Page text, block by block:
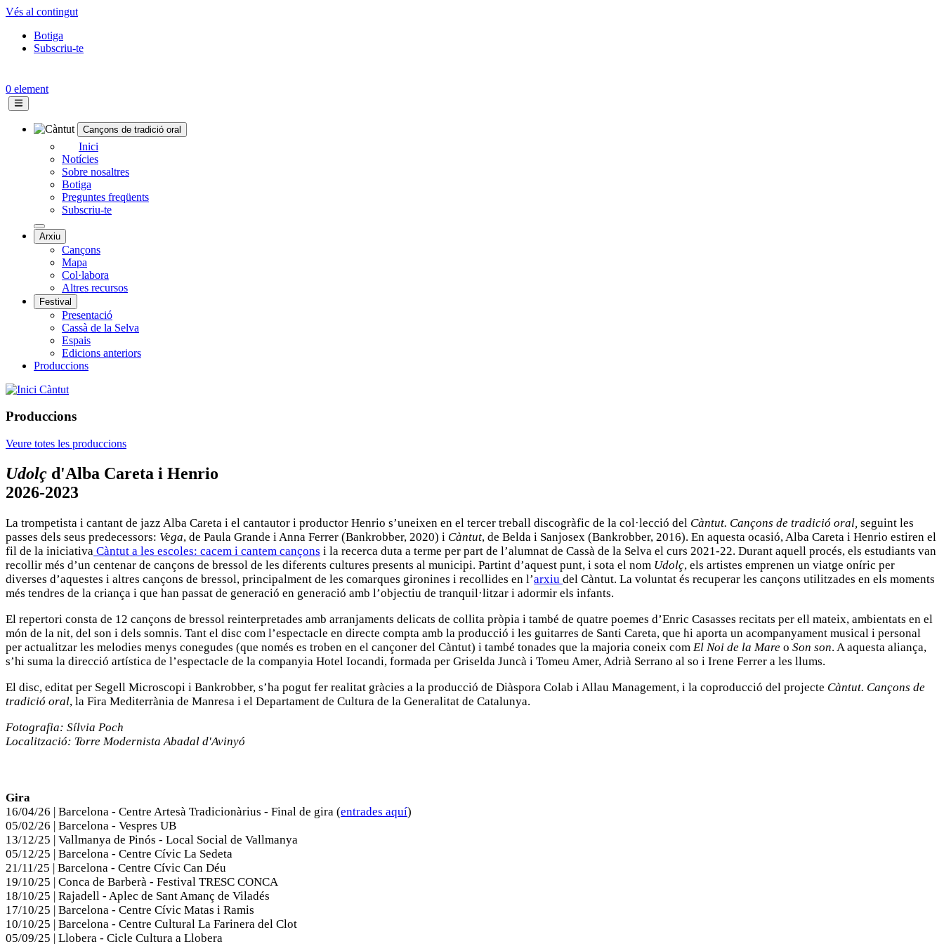
Vés al contingut
Topbar
Botiga
Subscriu-te
0 element
Navegació
principal
Cançons de tradició oral
Inici
Notícies
Sobre nosaltres
Botiga
Preguntes freqüents
Subscriu-te
Arxiu
Cançons
Mapa
Col·labora
Altres recursos
Festival
Presentació
Cassà de la Selva
Espais
Edicions anteriors
Produccions
Càntut
Produccions
Veure totes les produccions
Udolç d'Alba Careta i Henrio
2026-2023
La trompetista i cantant de jazz Alba Careta i el cantautor i productor Henrio s’uneixen en el tercer treball discogràfic de la col·lecció del Càntut. Cançons de tradició oral, seguint les
passes dels seus predecessors: Vega, de Paula Grande i Anna Ferrer (Bankrobber, 2020) i Càntut, de Belda i Sanjosex (Bankrobber, 2016). En aquesta ocasió, Alba Careta i Henrio estiren el
fil de la iniciativa Càntut a les escoles: cacem i cantem cançons i la recerca duta a terme per part de l’alumnat de Cassà de la Selva el curs 2021-22. Durant aquell procés, els estudiants van
recollir més d’un centenar de cançons de bressol de les diferents cultures presents al municipi. Partint d’aquest punt, i sota el nom Udolç, els artistes emprenen un viatge oníric per
diverses d’aquestes i altres cançons de bressol, principalment de les comarques gironines i recollides en l’arxiu del Càntut. La voluntat és recuperar les cançons utilitzades en els moments
més tendres de la criança i que han passat de generació en generació amb l’objectiu de tranquil·litzar i adormir els infants.
El repertori consta de 12 cançons de bressol reinterpretades amb arranjaments delicats de collita pròpia i també de quatre poemes d’Enric Casasses recitats per ell mateix, ambientats en el
món de la nit, del son i dels somnis. Tant el disc com l’espectacle en directe compta amb la producció i les guitarres de Santi Careta, que hi aporta un acompanyament musical i personal
per actualitzar les melodies menys conegudes (que només es troben en el cançoner del Càntut) i també tonades que la majoria coneix com El Noi de la Mare o Son son. A aquesta aliança,
s’hi suma la direcció artística de l’espectacle de la companyia Hotel Iocandi, formada per Griselda Juncà i Tomeu Amer, Adrià Serrano al so i Irene Ferrer a les llums.
El disc, editat per Segell Microscopi i Bankrobber, s’ha pogut fer realitat gràcies a la producció de Diàspora Colab i Allau Management, i la coproducció del projecte Càntut. Cançons de
tradició oral, la Fira Mediterrània de Manresa i el Departament de Cultura de la Generalitat de Catalunya.
Fotografia: Sílvia Poch
Localització: Torre Modernista Abadal d'Avinyó
Gira
16/04/26 | Barcelona - Centre Artesà Tradicionàrius - Final de gira (entrades aquí)
05/02/26 | Barcelona - Vespres UB
13/12/25 | Vallmanya de Pinós - Local Social de Vallmanya
05/12/25 | Barcelona - Centre Cívic La Sedeta
21/11/25 | Barcelona - Centre Cívic Can Déu
19/10/25 | Conca de Barberà - Festival TRESC CONCA
18/10/25 | Rajadell - Aplec de Sant Amanç de Viladés
17/10/25 | Barcelona - Centre Cívic Matas i Ramis
10/10/25 | Barcelona - Centre Cultural La Farinera del Clot
05/09/25 | Llobera - Cicle Cultura a Llobera